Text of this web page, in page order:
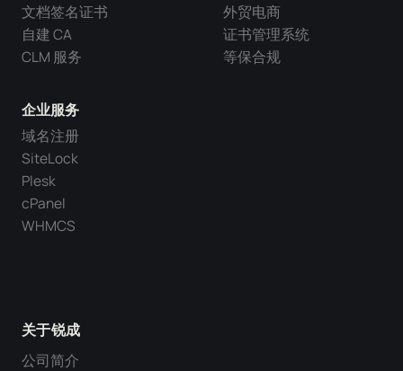
文档签名证书
自建 CA
CLM 服务
企业服务
域名注册
SiteLock
Plesk
cPanel
WHMCS
外贸电商
证书管理系统
等保合规
关于锐成
公司简介